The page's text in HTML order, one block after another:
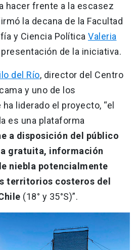
hacer frente a la escasez
la decana de la Facultad
y Ciencia Política Valeria
presentación de la iniciativa.
del Río, director del Centro
y uno de los
liderado el proyecto, “el
es una plataforma
a disposición del público
gratuita, información
niebla potencialmente
territorios costeros del
(18° y 35°S)”.